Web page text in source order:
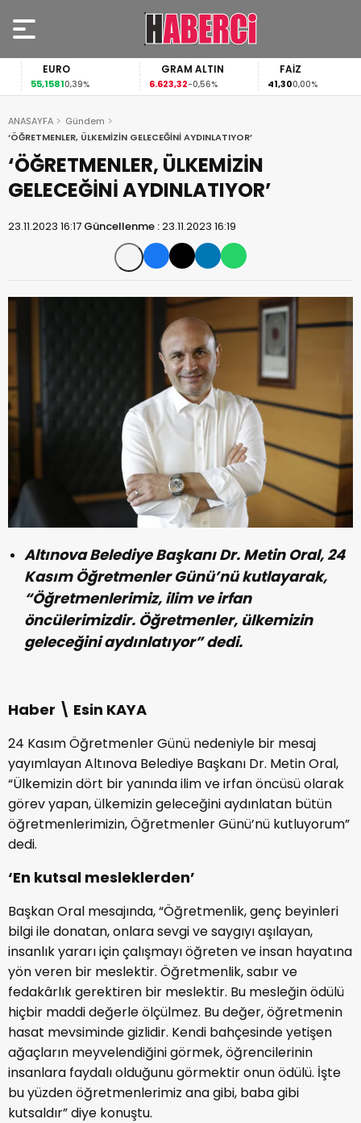
EURO
55,15810,39%
GRAM ALTIN
6.623,32-0,56%
FAİZ
41,300,00%
ANASAYFA
Gündem
‘ÖĞRETMENLER, ÜLKEMİZİN GELECEĞİNİ AYDINLATIYOR’
‘ÖĞRETMENLER, ÜLKEMİZİN
GELECEĞİNİ AYDINLATIYOR’
23.11.2023 16:17 Güncellenme :23.11.2023 16:19
Altınova Belediye Başkanı Dr. Metin Oral, 24
Kasım Öğretmenler Günü’nü kutlayarak,
“Öğretmenlerimiz, ilim ve irfan
öncülerimizdir. Öğretmenler, ülkemizin
geleceğini aydınlatıyor” dedi.
Haber \ Esin KAYA
24 Kasım Öğretmenler Günü nedeniyle bir mesaj
yayımlayan Altınova Belediye Başkanı Dr. Metin Oral,
“Ülkemizin dört bir yanında ilim ve irfan öncüsü olarak
görev yapan, ülkemizin geleceğini aydınlatan bütün
öğretmenlerimizin, Öğretmenler Günü’nü kutluyorum”
dedi.
‘En kutsal mesleklerden’
Başkan Oral mesajında, “Öğretmenlik, genç beyinleri
bilgi ile donatan, onlara sevgi ve saygıyı aşılayan,
insanlık yararı için çalışmayı öğreten ve insan hayatına
yön veren bir meslektir. Öğretmenlik, sabır ve
fedakârlık gerektiren bir meslektir. Bu mesleğin ödülü
hiçbir maddi değerle ölçülmez. Bu değer, öğretmenin
hasat mevsiminde gizlidir. Kendi bahçesinde yetişen
ağaçların meyvelendiğini görmek, öğrencilerinin
insanlara faydalı olduğunu görmektir onun ödülü. İşte
bu yüzden öğretmenlerimiz ana gibi, baba gibi
kutsaldır” diye konuştu.